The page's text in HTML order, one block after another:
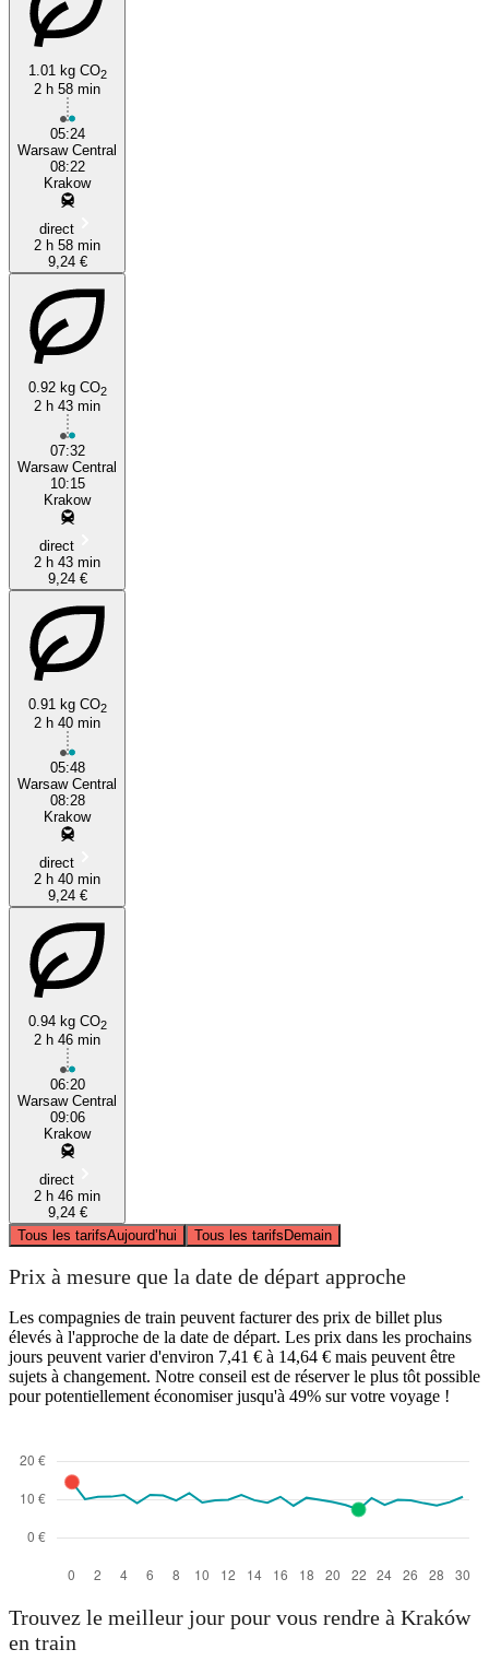
1.01 kg CO2
2 h 58 min
05:24
Warsaw Central
08:22
Krakow
direct
2 h 58 min
9,24 €
0.92 kg CO2
2 h 43 min
07:32
Warsaw Central
10:15
Krakow
direct
2 h 43 min
9,24 €
0.91 kg CO2
2 h 40 min
05:48
Warsaw Central
08:28
Krakow
direct
2 h 40 min
9,24 €
0.94 kg CO2
2 h 46 min
06:20
Warsaw Central
09:06
Krakow
direct
2 h 46 min
9,24 €
Tous les tarifsAujourd’hui Tous les tarifsDemain
Prix à mesure que la date de départ approche
Les compagnies de train peuvent facturer des prix de billet plus
élevés à l'approche de la date de départ. Les prix dans les prochains
jours peuvent varier d'environ 7,41 € à 14,64 € mais peuvent être
sujets à changement. Notre conseil est de réserver le plus tôt possible
pour potentiellement économiser jusqu'à 49% sur votre voyage !
Trouvez le meilleur jour pour vous rendre à Kraków
en train